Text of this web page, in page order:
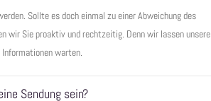
Sollte es doch einmal zu einer Abweichung des
wir Sie proaktiv und rechtzeitig. Denn wir lassen unsere
warten.
Sendung sein?